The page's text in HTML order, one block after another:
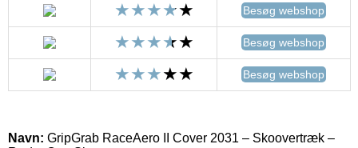
Besøg webshop
Besøg webshop
Besøg webshop
Navn: GripGrab RaceAero II Cover 2031 – Skoovertræk –